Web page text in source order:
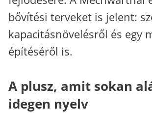
bővítési terveket is jelent:
kapacitásnövelésről és egy
építéséről is.
A plusz, amit sokan
idegen nyelv